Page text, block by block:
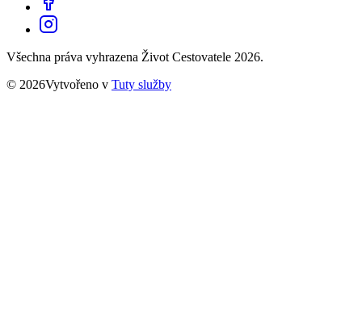
Všechna práva vyhrazena Život Cestovatele 2026.
© 2026Vytvořeno v Tuty služby